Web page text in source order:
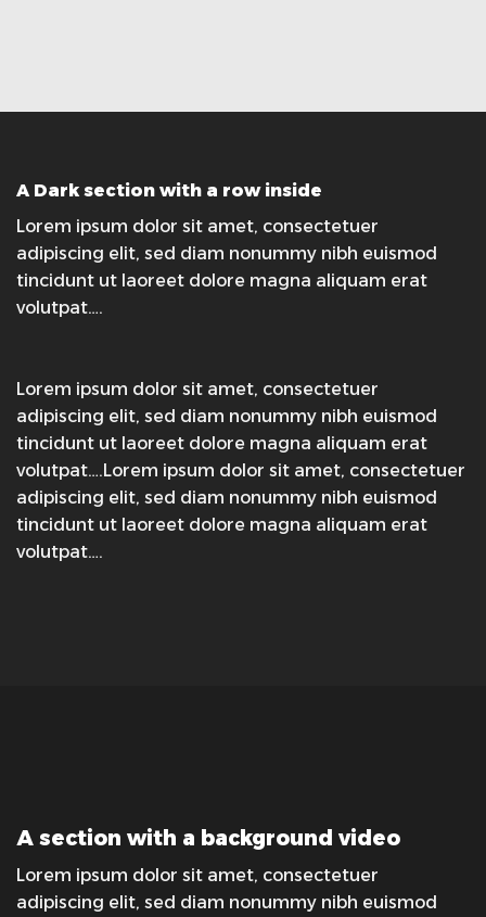
A Dark section with a row inside
Lorem ipsum dolor sit amet, consectetuer
adipiscing elit, sed diam nonummy nibh euismod
tincidunt ut laoreet dolore magna aliquam erat
volutpat….
Lorem ipsum dolor sit amet, consectetuer
adipiscing elit, sed diam nonummy nibh euismod
tincidunt ut laoreet dolore magna aliquam erat
volutpat….Lorem ipsum dolor sit amet, consectetuer
adipiscing elit, sed diam nonummy nibh euismod
tincidunt ut laoreet dolore magna aliquam erat
volutpat….
A section with a background video
Lorem ipsum dolor sit amet, consectetuer
adipiscing elit, sed diam nonummy nibh euismod